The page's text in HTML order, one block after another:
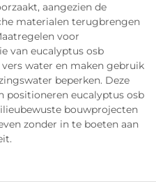
aangezien de
materialen terugbrengen
voor
van eucalyptus osb
water en maken gebruik
beperken. Deze
eucalyptus osb
bouwprojecten
zonder in te boeten aan